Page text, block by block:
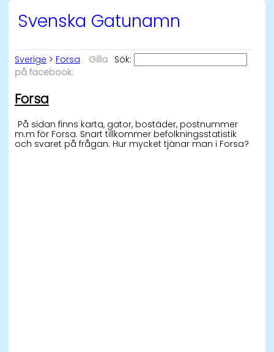
Svenska Gatunamn
Sverige > Forsa Sök:
Gilla
på facebook:
Forsa
På sidan finns karta, gator, bostäder, postnummer
m.m för Forsa. Snart tillkommer befolkningsstatistik
och svaret på frågan: Hur mycket tjänar man i Forsa?